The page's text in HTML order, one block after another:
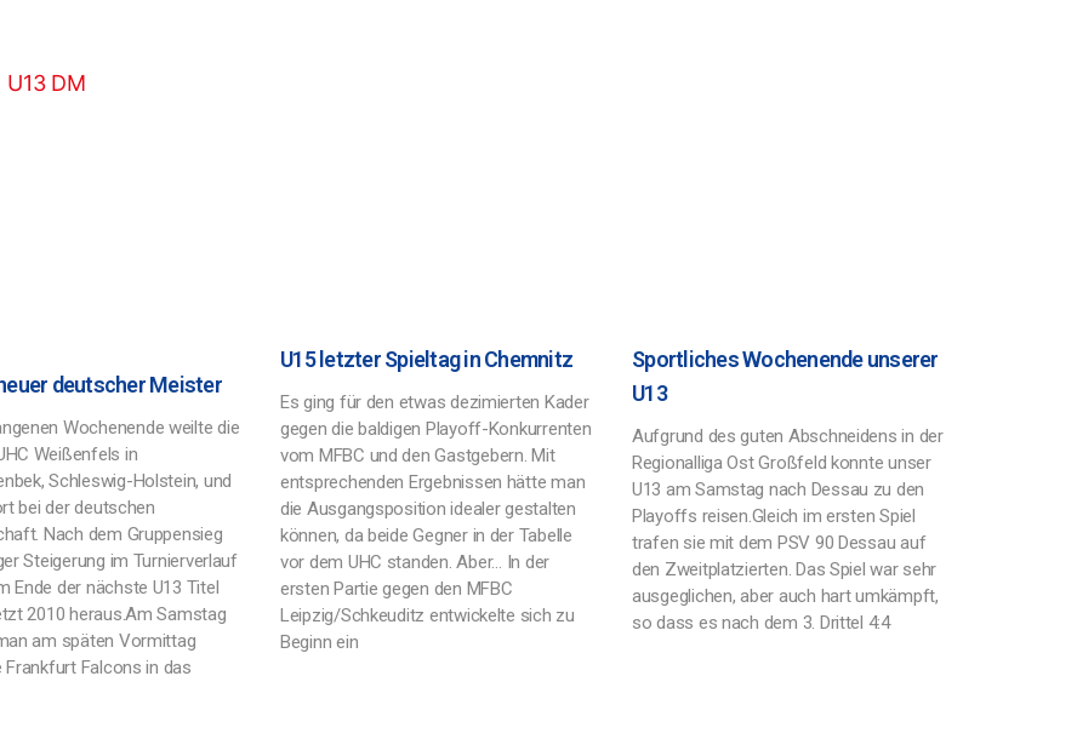
deutscher Meister
Wochenende weilte die
Weißenfels in
Schleswig-Holstein, und
bei der deutschen
Nach dem Gruppensieg
Steigerung im Turnierverlauf
Ende der nächste U13 Titel
2010 heraus.Am Samstag
am späten Vormittag
Frankfurt Falcons in das
U15 letzter Spieltag in Chemnitz
Es ging für den etwas dezimierten Kader
gegen die baldigen Playoff-Konkurrenten
vom MFBC und den Gastgebern. Mit
entsprechenden Ergebnissen hätte man
die Ausgangsposition idealer gestalten
können, da beide Gegner in der Tabelle
vor dem UHC standen. Aber… In der
ersten Partie gegen den MFBC
Leipzig/Schkeuditz entwickelte sich zu
Beginn ein
Sportliches Wochenende unserer
U13
Aufgrund des guten Abschneidens in der
Regionalliga Ost Großfeld konnte unser
U13 am Samstag nach Dessau zu den
Playoffs reisen.Gleich im ersten Spiel
trafen sie mit dem PSV 90 Dessau auf
den Zweitplatzierten. Das Spiel war sehr
ausgeglichen, aber auch hart umkämpft,
so dass es nach dem 3. Drittel 4:4